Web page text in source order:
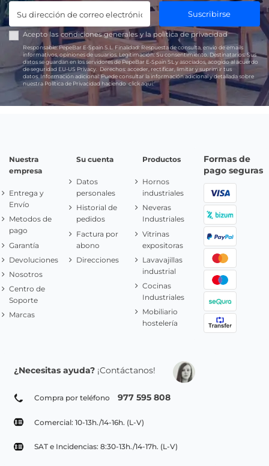
Suscribirse
Acepto las condiciones generales y lapolítica de privacidad
Responsable:PepeBar E-Spain S.L. Finalidad: Respuesta de consulta, envío de emails
informativos, opiniones de usuarios. Legitimación: Su consentimiento. Destinatarios:Sus
datos se guardan en los servidores de PepeBar E-Spain SL y asociados, acogido al acuerdo
de seguridad EU-US Privacy. Derechos: acceder, rectificar, limitar y suprimir tus
datos.Información adicional:Puede consultar la información adicional y detallada sobre
nuestra Política de Privacidad haciendoclick aquí.
Nuestra
empresa
Entrega y
Envío
Metodos de
pago
Garantía
Devoluciones
Nosotros
Centro de
Soporte
Marcas
Su cuenta
Datos
personales
Historial de
pedidos
Factura por
abono
Direcciones
Productos
Hornos
industriales
Neveras
Industriales
Vitrinas
expositoras
Lavavajillas
industrial
Cocinas
Industriales
Mobiliario
hostelería
Formas de
pago seguras
¿Necesitas ayuda? ¡Contáctanos!
Compra por teléfono 977 595 808
Comercial: 10-13h./14-16h. (L-V)
SAT e Incidencias: 8:30-13h./14-17h. (L-V)